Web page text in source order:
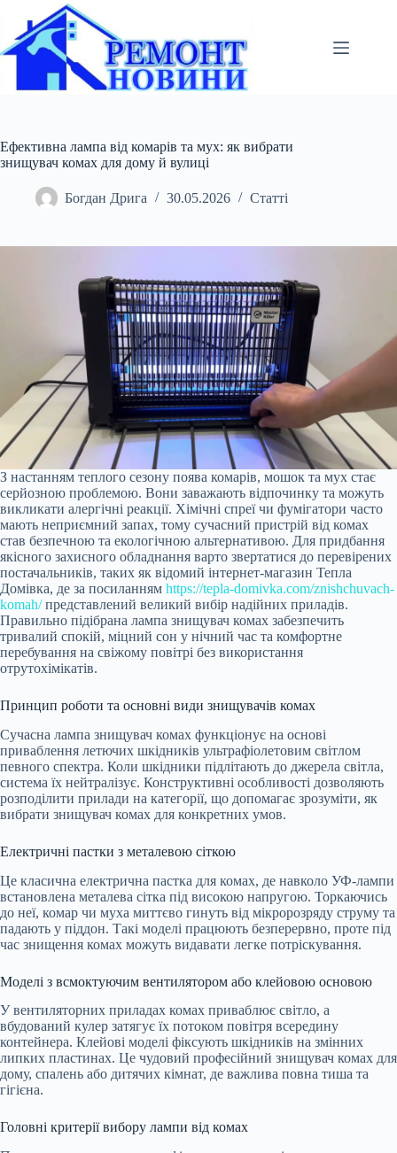
вмісту
Ефективна лампа від комарів та мух: як вибрати
знищувач комах для дому й вулиці
Богдан Дрига 30.05.2026 Статті
З настанням теплого сезону поява комарів, мошок та мух стає
серйозною проблемою. Вони заважають відпочинку та можуть
викликати алергічні реакції. Хімічні спреї чи фумігатори часто
мають неприємний запах, тому сучасний пристрій від комах
став безпечною та екологічною альтернативою. Для придбання
якісного захисного обладнання варто звертатися до перевірених
постачальників, таких як відомий інтернет-магазин Тепла
Домівка, де за посиланням https://tepla-domivka.com/znishchuvach-
komah/представлений великий вибір надійних приладів.
Правильно підібрана лампа знищувач комах забезпечить
тривалий спокій, міцний сон у нічний час та комфортне
перебування на свіжому повітрі без використання
отрутохімікатів.
Принцип роботи та основні види знищувачів комах
Сучасна лампа знищувач комах функціонує на основі
приваблення летючих шкідників ультрафіолетовим світлом
певного спектра. Коли шкідники підлітають до джерела світла,
система їх нейтралізує. Конструктивні особливості дозволяють
розподілити прилади на категорії, що допомагає зрозуміти, як
вибрати знищувач комах для конкретних умов.
Електричні пастки з металевою сіткою
Це класична електрична пастка для комах, де навколо УФ-лампи
встановлена металева сітка під високою напругою. Торкаючись
до неї, комар чи муха миттєво гинуть від мікророзряду струму та
падають у піддон. Такі моделі працюють безперервно, проте під
час знищення комах можуть видавати легке потріскування.
Моделі з всмоктуючим вентилятором або клейовою основою
У вентиляторних приладах комах приваблює світло, а
вбудований кулер затягує їх потоком повітря всередину
контейнера. Клейові моделі фіксують шкідників на змінних
липких пластинах. Це чудовий професійний знищувач комах для
дому, спалень або дитячих кімнат, де важлива повна тиша та
гігієна.
Головні критерії вибору лампи від комах